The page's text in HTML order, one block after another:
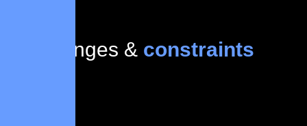
Challenges & constraints